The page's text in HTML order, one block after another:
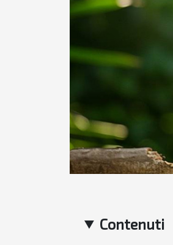
Contenuti